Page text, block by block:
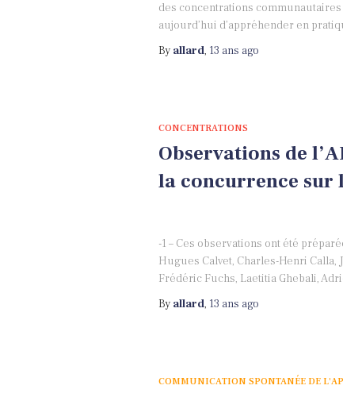
des concentrations
aujourd’hui d’appréhender en
By allard, 13 ans ago
CONCENTRATIONS
Observations de
la concurrence sur
-1 – Ces observations ont été
Hugues Calvet, Charles-Henri Calla,
Frédéric Fuchs, Laetitia Ghebali,
By allard, 13 ans ago
COMMUNICATION SPONTANÉE DE